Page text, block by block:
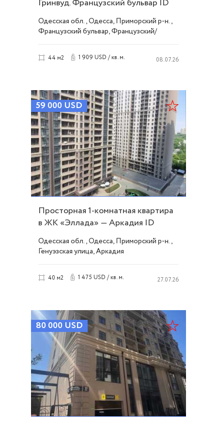
Гринвуд. Французский бульвар ID
52773
Одесская обл., Одесса, Приморский р-н.,
Французский бульвар, Французский/
44 м2 1 909 USD / кв. м. 08.07.26
59 000 USD
Просторная 1-комнатная квартира
в ЖК «Эллада» — Аркадия ID
54334
Одесская обл., Одесса, Приморский р-н.,
Генуэзская улица, Аркадия
40 м2 1 475 USD / кв. м. 27.07.26
80 000 USD